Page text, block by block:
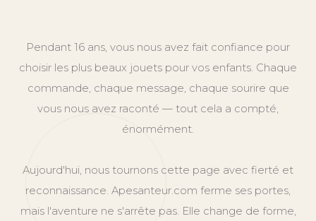
Pendant 16 ans, vous nous avez fait confiance pour
choisir les plus beaux jouets pour vos enfants. Chaque
commande, chaque message, chaque sourire que
vous nous avez raconté — tout cela a compté,
énormément.
Aujourd'hui, nous tournons cette page avec fierté et
reconnaissance. Apesanteur.com ferme ses portes,
mais l'aventure ne s'arrête pas. Elle change de forme,